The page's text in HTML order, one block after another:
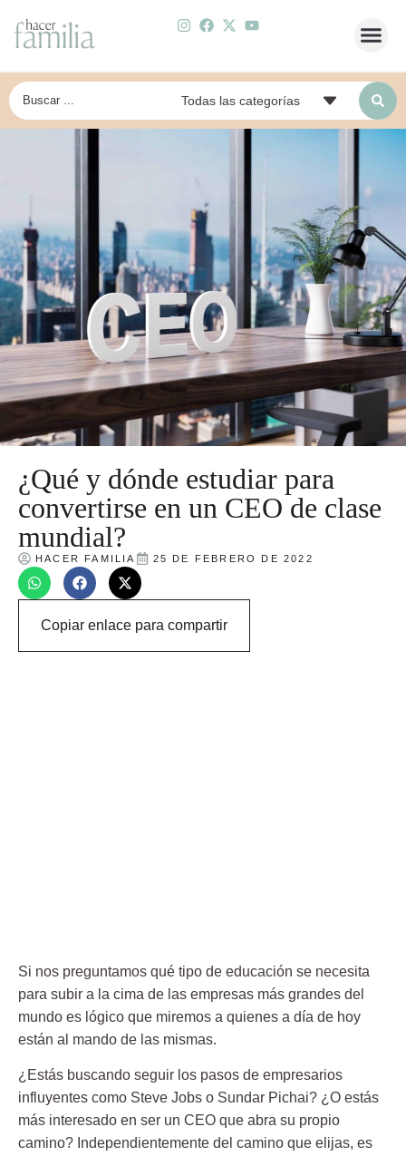
¿Qué y dónde estudiar para
convertirse en un CEO de clase
mundial?
HACER FAMILIA 25 DE FEBRERO DE 2022
Copiar enlace para compartir
Si nos preguntamos qué tipo de educación se necesita
para subir a la cima de las empresas más grandes del
mundo es lógico que miremos a quienes a día de hoy
están al mando de las mismas.
¿Estás buscando seguir los pasos de empresarios
influyentes como Steve Jobs o Sundar Pichai? ¿O estás
más interesado en ser un CEO que abra su propio
camino? Independientemente del camino que elijas, es